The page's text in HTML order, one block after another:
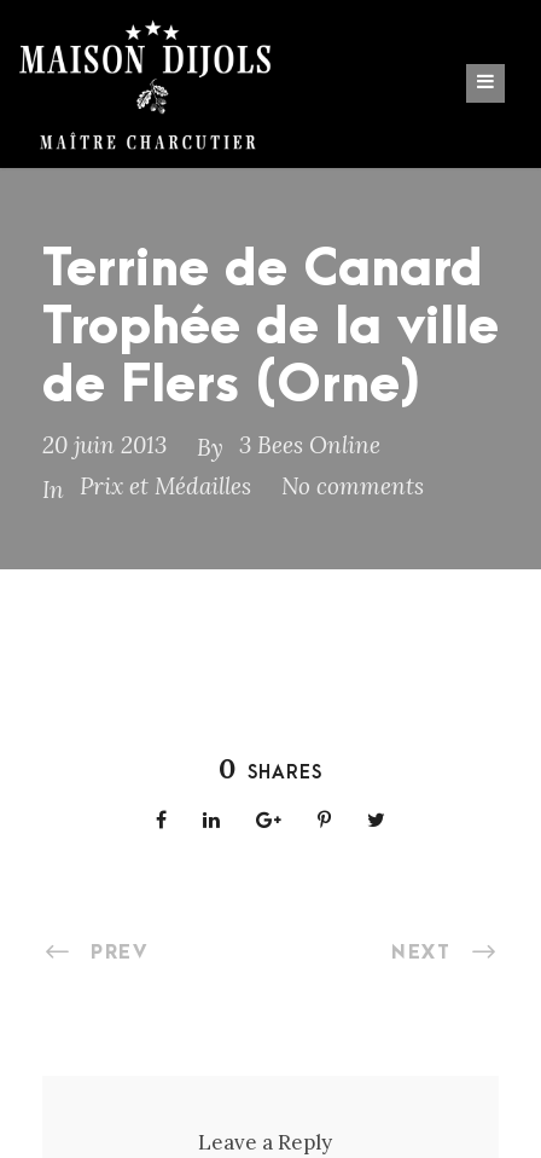
Terrine de Canard
Trophée de la ville
de Flers (Orne)
20 juin 2013 By 3 Bees Online
In
Prix et Médailles No comments
0 SHARES
PREV NEXT
Leave a Reply